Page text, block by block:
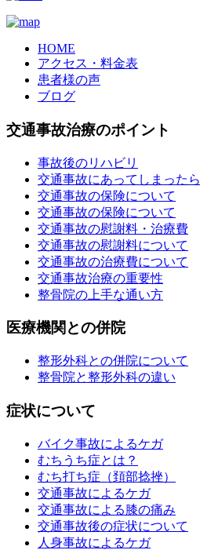
HOME
アクセス・料金表
患者様の声
ブログ
交通事故治療のポイント
事故後のリハビリ
交通事故にあってしまったら
交通事故の保険について
交通事故の保険について
交通事故の慰謝料・治療費
交通事故の慰謝料について
交通事故の治療費について
交通事故治療の重要性
整骨院の上手な通い方
医療機関との併院
整形外科との併院について
整骨院と整形外科の違い
症状について
バイク事故によるケガ
むちうち症とは？
むち打ち症（頚部捻挫）
交通事故によるケガ
交通事故による膝の痛み
交通事故後の症状について
人身事故によるケガ